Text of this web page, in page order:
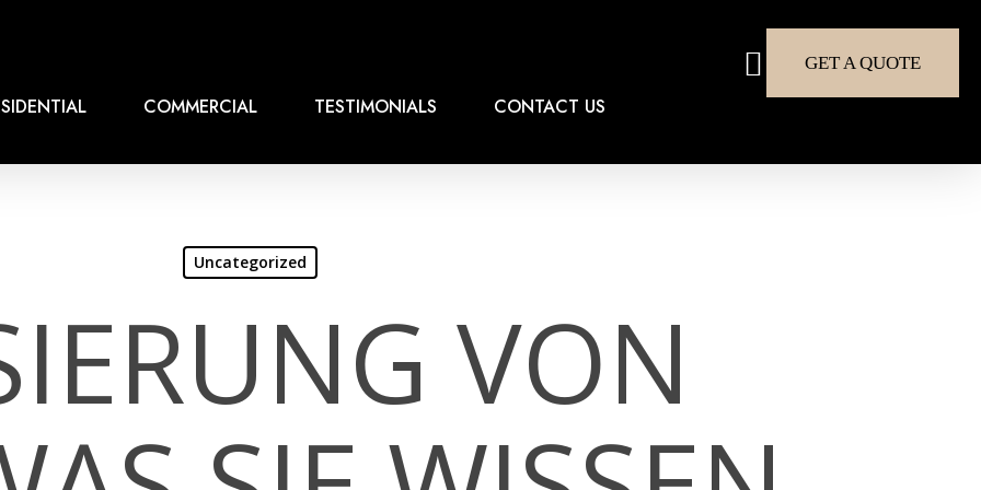
COMMERCIAL TESTIMONIALS CONTACT US
GET A QUOTE
search
Uncategorized
VON